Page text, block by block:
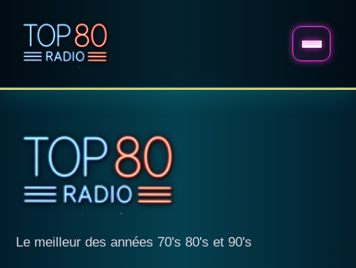
Le meilleur des années 70's 80's et 90's